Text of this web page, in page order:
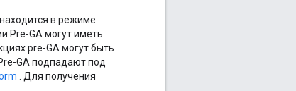
в режиме
Pre-GA могут иметь
pre-GA могут быть
GA подпадают под
. Для получения